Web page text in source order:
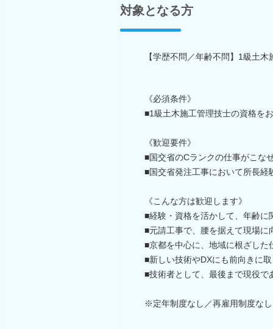
対象となる方
【学歴不問／年齢不問】1級土
《必須条件》
■1級土木施工管理技士の資格を
《歓迎要件》
■国交省のCランクの仕事がこな
■国交省発注工事において所長経
《こんな方は歓迎します》
■経験・資格を活かして、年齢に
■元請工事で、腰を据えて現場に
■京都を中心に、地域に根ざした
■新しい技術やDXにも前向きに
■技術者として、最後まで現役で
※定年制度なし／再雇用制度なし